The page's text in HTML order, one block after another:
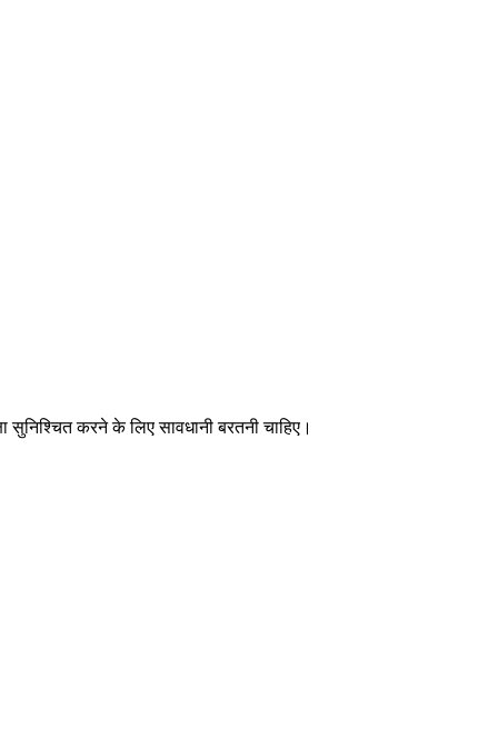
करने के लिए सावधानी बरतनी चाहिए।